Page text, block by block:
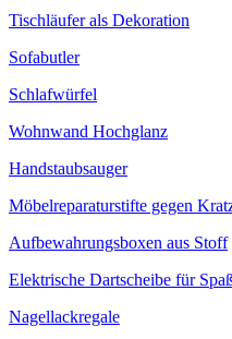
Tischläufer als Dekoration
Sofabutler
Schlafwürfel
Wohnwand Hochglanz
Handstaubsauger
Möbelreparaturstifte gegen
Aufbewahrungsboxen aus Stoff
Elektrische Dartscheibe für
Nagellackregale